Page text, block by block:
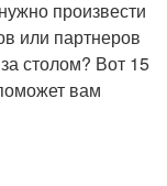
произвести
или партнеров
столом? Вот 15
вам